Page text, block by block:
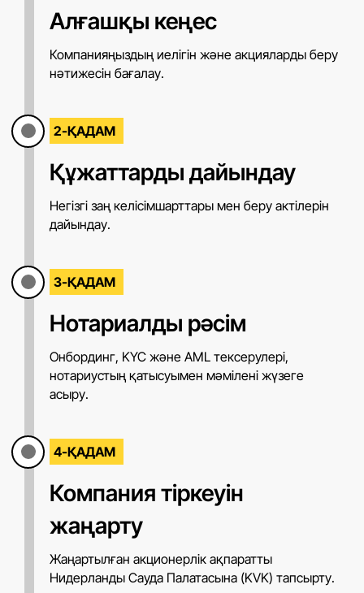
Алғашқы кеңес
Компанияңыздың иелігін және акцияларды беру
нәтижесін бағалау.
2-ҚАДАМ
Құжаттарды дайындау
Негізгі заң келісімшарттары мен беру актілерін
дайындау.
3-ҚАДАМ
Нотариалды рәсім
Онбординг, KYC және AML тексерулері,
нотариустың қатысуымен мәмілені жүзеге
асыру.
4-ҚАДАМ
Компания тіркеуін
жаңарту
Жаңартылған акционерлік ақпаратты
Нидерланды Сауда Палатасына (KVK) тапсырту.